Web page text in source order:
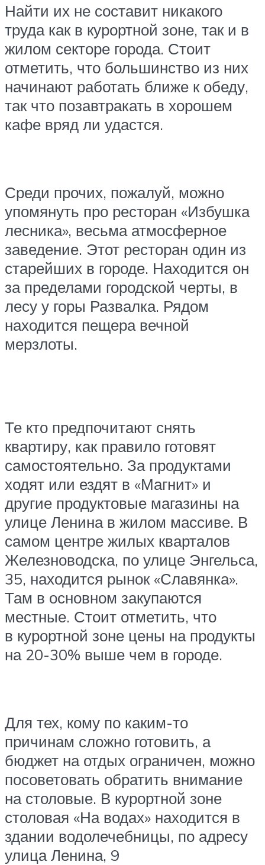
Найти их не составит никакого
труда как в курортной зоне, так и в
жилом секторе города. Стоит
отметить, что большинство из них
начинают работать ближе к обеду,
так что позавтракать в хорошем
кафе вряд ли удастся.
Среди прочих, пожалуй, можно
упомянуть про ресторан «Избушка
лесника», весьма атмосферное
заведение. Этот ресторан один из
старейших в городе. Находится он
за пределами городской черты, в
лесу у горы Развалка. Рядом
находится пещера вечной
мерзлоты.
Те кто предпочитают снять
квартиру, как правило готовят
самостоятельно. За продуктами
ходят или ездят в «Магнит» и
другие продуктовые магазины на
улице Ленина в жилом массиве. В
самом центре жилых кварталов
Железноводска, по улице Энгельса,
35, находится рынок «Славянка».
Там в основном закупаются
местные. Стоит отметить, что
в курортной зоне цены на продукты
на 20-30% выше чем в городе.
Для тех, кому по каким-то
причинам сложно готовить, а
бюджет на отдых ограничен, можно
посоветовать обратить внимание
на столовые. В курортной зоне
столовая «На водах» находится в
здании водолечебницы, по адресу
улица Ленина, 9